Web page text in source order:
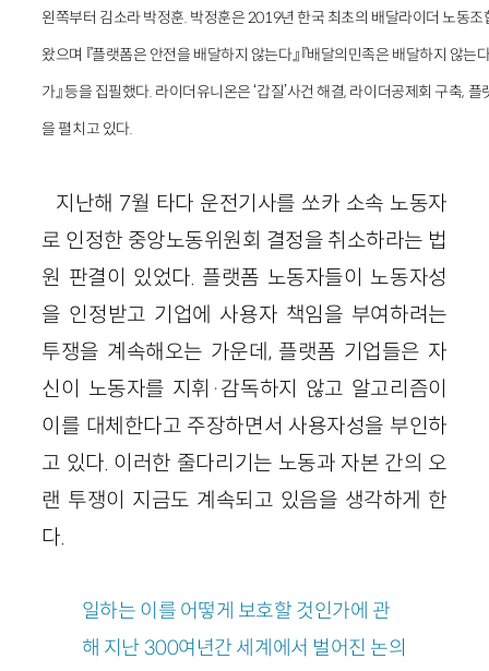
왼쪽부터 김소라 박정훈. 박정훈은 2019년 한국 최초의 배달라이더 노동조
왔으며 『플랫폼은 안전을 배달하지 않는다』 『배달의민족은 배달하지 않는
가』 등을 집필했다. 라이더유니온은 ‘갑질’사건 해결, 라이더공제회 구축,
을 펼치고 있다.
지난해 7월 타다 운전기사를 쏘카 소속 노동자
로 인정한 중앙노동위원회 결정을 취소하라는 법
원 판결이 있었다. 플랫폼 노동자들이 노동자성
을 인정받고 기업에 사용자 책임을 부여하려는
투쟁을 계속해오는 가운데, 플랫폼 기업들은 자
신이 노동자를 지휘·감독하지 않고 알고리즘이
이를 대체한다고 주장하면서 사용자성을 부인하
고 있다. 이러한 줄다리기는 노동과 자본 간의 오
랜 투쟁이 지금도 계속되고 있음을 생각하게 한
다.
일하는 이를 어떻게 보호할 것인가에 관
해 지난 300여년간 세계에서 벌어진 논의